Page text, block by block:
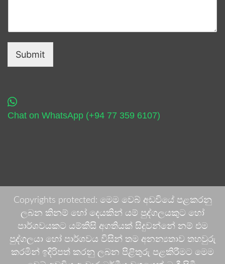
Submit
Chat on WhatsApp (+94 77 359 6107)
Copyrights protected: මෙම වෙබ් අඩවියේ පළකරනු
ලබන කිනම් හෝ දෙයකින් යම් පුද්ගලයකුට හෝ
පාර්ශවයකට යම්කිසි අගතියක් සිදුවන්නේ නම් එම
පුද්ගලයා හෝ පාර්ශවය විසින් තම අනන්‍යතාව තහවුරු
කරමින් ඉදිරිපත් කරනු ලබන පිළිතුරු පළකිරීමට මෙම